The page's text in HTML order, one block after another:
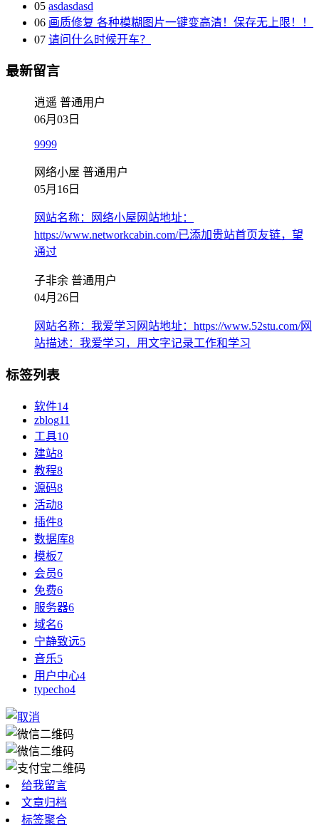
05 asdasdasd
06 画质修复 各种模糊图片一键变高清！保存无上限！！
07 请问什么时候开车？
最新留言
逍遥 普通用户
06月03日
9999
网络小屋 普通用户
05月16日
网站名称：网络小屋网站地址：
https://www.networkcabin.com/已添加贵站首页友链，望
通过
子非余 普通用户
04月26日
网站名称：我爱学习网站地址：https://www.52stu.com/网
站描述：我爱学习，用文字记录工作和学习
标签列表
软件14
zblog11
工具10
建站8
教程8
源码8
活动8
插件8
数据库8
模板7
会员6
免费6
服务器6
域名6
宁静致远5
音乐5
用户中心4
typecho4
给我留言
文章归档
标签聚合